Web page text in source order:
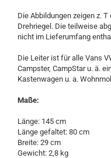
Die Abbildungen zeigen z.
Drehriegel. Die teilweise
nicht im Lieferumfang
Die Leiter ist für alle Vans
Campster, CampStar u. ä.
Kastenwagen u. a.
Maße:
Länge: 145 cm
Länge gefaltet: 80 cm
Breite: 29 cm
Gewicht: 2,8 kg